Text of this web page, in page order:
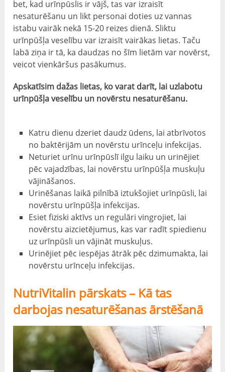
bet, kad urīnpūslis ir vājš, tas var izraisīt
nesaturēšanu un likt personai doties uz vannas
istabu vairāk nekā 15-20 reizes dienā. Sliktu
urīnpūšļa veselību var izraisīt vairākas lietas. Taču
labā ziņa ir tā, ka daudzas no šīm lietām var novērst,
veicot vienkāršus pasākumus.
Apskatīsim dažas lietas, ko varat darīt, lai uzlabotu
urīnpūšļa veselību un novērstu nesaturēšanu.
Katru dienu dzeriet daudz ūdens, lai atbrīvotos
no baktērijām un novērstu urīnceļu infekcijas.
Neturiet urīnu urīnpūslī ilgu laiku un urinējiet
pēc vajadzības, lai novērstu urīnpūšļa muskuļu
vājināšanos.
Urinēšanas laikā pilnībā iztukšojiet urīnpūsli, lai
novērstu urīnpūšļa infekcijas.
Esiet fiziski aktīvs un regulāri vingrojiet, lai
novērstu aizcietējumus, kas var radīt spiedienu
uz urīnpūsli un vājināt muskuļus.
Urinējiet pēc iespējas ātrāk pēc dzimumakta, lai
novērstu urīnceļu infekcijas.
NutriVitalin pārskats – Kā tas
darbojas nesaturēšanas ārstēšanā